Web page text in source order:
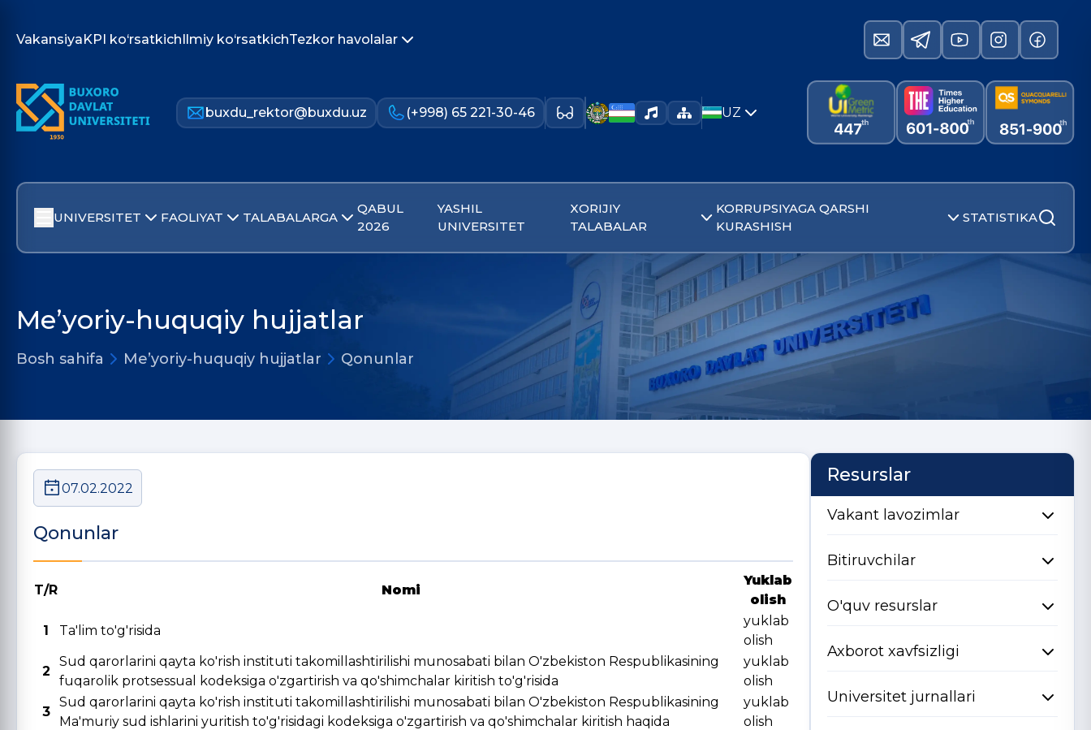
VakansiyaKPI ko‘rsatkichIlmiy ko‘rsatkichTezkor havolalar
buxdu_rektor@buxdu.uz (+998) 65 221-30-46 UZ
UNIVERSITET FAOLIYAT TALABALARGA
QABUL
2026
YASHIL
UNIVERSITET
XORIJIY
TALABALAR
KORRUPSIYAGA QARSHI
KURASHISH
STATISTIKA
Me’yoriy-huquqiy hujjatlar
Bosh sahifa Me’yoriy-huquqiy hujjatlar Qonunlar
07.02.2022
Qonunlar
T/R Nomi
Yuklab
olish
1
Ta'lim to'g'risida
yuklab
olish
2
Sud qarorlarini qayta ko'rish instituti takomillashtirilishi munosabati bilan O'zbekiston Respublikasining
fuqarolik protsessual kodeksiga o'zgartirish va qo'shimchalar kiritish to'g'risida
yuklab
olish
3
Sud qarorlarini qayta ko'rish instituti takomillashtirilishi munosabati bilan O'zbekiston Respublikasining
Ma'muriy sud ishlarini yuritish to'g'risidagi kodeksiga o'zgartirish va qo'shimchalar kiritish haqida
yuklab
olish
Resurslar
Vakant lavozimlar
Bitiruvchilar
O'quv resurslar
Axborot xavfsizligi
Universitet jurnallari